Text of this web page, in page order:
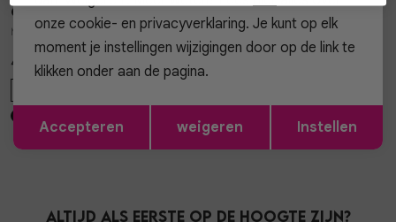
Gossip
MAAN CLASSIC TAS MAAN CLASSIC
49,99
Altijd als eerste op de hoogte zijn?
Opslaan
onze cookie- en privacyverklaring. Je kunt op elk
moment je instellingen wijzigingen door op de link te
klikken onder aan de pagina.
Accepteren weigeren Instellen